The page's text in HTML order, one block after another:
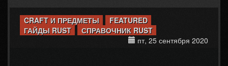
CRAFT И ПРЕДМЕТЫ
FEATURED
ГАЙДЫ RUST
СПРАВОЧНИК RUST
пт, 25 сентября 2020